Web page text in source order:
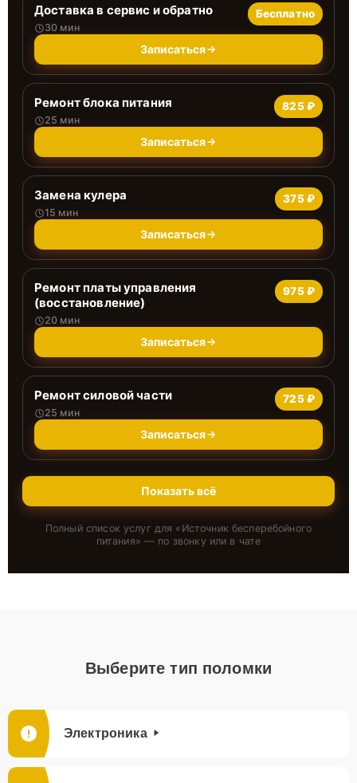
Доставка в сервис и обратно
30 мин
Бесплатно
Записаться
Ремонт блока питания
25 мин
825 ₽
Записаться
Замена кулера
15 мин
375 ₽
Записаться
Ремонт платы управления
(восстановление)
20 мин
975 ₽
Записаться
Ремонт силовой части
25 мин
725 ₽
Записаться
Показать всё
Полный список услуг для « Источник бесперебойного
питания» — по звонку или в чате
Выберите тип поломки
Электроника